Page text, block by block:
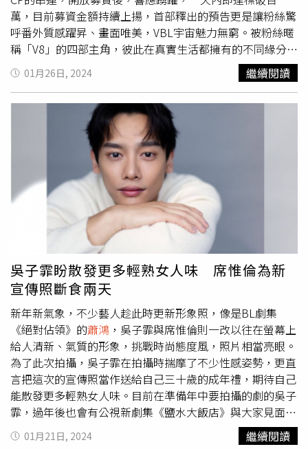
一度唱不出來，感謝有黃丞邦一直陪伴他練習。楊懿軒
（左）、洪暐哲在見面會上爆笑演出。（圖／三立提供）因
為職場領帶戲在日本大受歡迎的《絕對佔領》，毛祁生和蕭
鴻
一起演唱劇中插曲〈無賴〉。平常綜藝感十足還會彈鋼琴
的毛祁生，其實對唱歌相當沒自信，反而讓
蕭鴻帶領著他，
而已經去過日本非常多次的蕭鴻，分享自己從來沒想過自己
有一天到日本，不是因為滑雪和旅遊，而是站在舞台上聽著
日文和粉絲互動。而吳秉宸在《恆久定律》中不僅和黃禮豐
有吃重的演出，還為戲量身定做原創曲〈是你〉，首登大舞
台，他與黃禮豐兩人的對唱被粉絲封為「充滿結界的雙人演
唱」，氣氛相當甜蜜。毛祁生（左）和蕭鴻
曲〈無賴〉。（圖／三立提供）吳秉宸、黃禮豐在日本見面
會上甜蜜對唱。（圖／三立提供）
萬，目前募資金額持續上揚，首部釋出的預告更是讓粉絲驚
呼番外質感躍昇、畫面唯美，VBL宇宙魅力無窮。被粉絲暱
稱「V8」的四部主角，彼此在真實生活都擁有的不同緣分。
洪暐哲和楊懿軒兩人不僅在校是學長學弟、當兵也在同一個
地方；同為台中人的吳秉宸和黃禮豐，試鏡後發現彼此經驗
相似連朋友交集度都超高；而黃丞邦和陳玹宇曾在同一場試
鏡卻雙雙槓龜，直到這次兩人見面才相認；
就是毛祁生的直播觀眾。《保留席位》黃丞邦（左）、陳玹
宇在番外篇中演出戀人階段後的故事。（圖／三立）上週五
第三部曲《保留席位》也迎來最終回，黃丞邦表示，一開始
接演BL劇，家人並不知情，等到宣傳期開始後，才發現他
去拍了BL題材，家人得知後也十分力挺，會跟身邊的朋友
推廣自己兒子演的戲，每次直播也都會關注，有一次直播繪
畫主題，家人比他還認真：「你畫那什麼鳥？你要不要去學
一下畫畫，玹宇都畫成那樣，你畫成這樣不行。」陳玹宇則
相反，父母都知情，他說媽媽就是個腐女，還熱愛下指導
棋：「我回到家，她就會跟我分享，我今天直播講了什麼她
覺得很荒謬的地方，她也會跟我說下次可以講什麼，她覺得
自已是腐女海景第一排，她更懂！」而戲紅人紅，黃承邦除
腐女外，男粉絲數量也暴增，健身的時候時常被旁人注目，
但還沒有被同志告白過。陳玹宇在旁邊補充：「丞邦有一個
氣場，會讓人覺得可遠觀，不可褻玩焉。」陳玹宇則是會被
要IG，「會在私訊收到男生傳裸照，也有人問原味襪子要賣
他多少錢？」而募資一上線便獲得好成績，問到他們有沒有
積極跟朋友宣傳？陳玹宇表示自己身旁有很多腐女朋友，日
常就會跟他分享「腐女心態」，除了他主演的戲外，也有關
注其他三部，也會在自己的社群幫忙轉發宣傳。黃丞邦則打
01月26日, 2024 繼續閱讀
吳子霏盼散發更多輕熟女人味 席惟倫為新
宣傳照斷食兩天
新年新氣象，不少藝人趁此時更新形象照，像是BL劇集
《絕對佔領》的蕭鴻 ，吳子霏與席惟倫則一改以往在螢幕上
給人清新、氣質的形象，挑戰時尚態度風，照片相當亮眼。
為了此次拍攝，吳子霏在拍攝時揣摩了不少性感姿勢，更直
言把這次的宣傳照當作送給自己三十歲的成年禮，期待自己
能散發更多輕熟女人味。目前在準備年中要拍攝的劇的吳子
霏，過年後也會有公視新劇集《鹽水大飯店》與大家見面。
吳子霏把這次的宣傳照當作送給自己三十歲的成年禮。（圖
／好事娛樂）席惟倫也為了這次的拍攝斷食兩天，並苦練腹
01月21日, 2024 繼續閱讀